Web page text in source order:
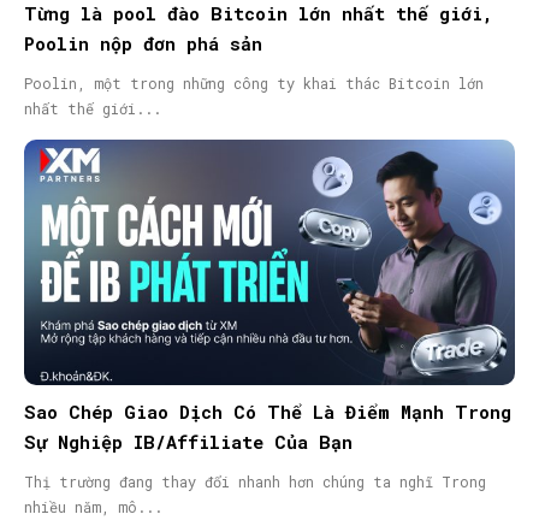
Từng là pool đào Bitcoin lớn nhất thế giới,
Poolin nộp đơn phá sản
Poolin, một trong những công ty khai thác Bitcoin lớn
nhất thế giới...
Sao Chép Giao Dịch Có Thể Là Điểm Mạnh Trong
Sự Nghiệp IB/Affiliate Của Bạn
Thị trường đang thay đổi nhanh hơn chúng ta nghĩ Trong
nhiều năm, mô...